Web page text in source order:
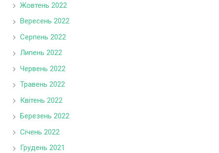
Жовтень 2022
Вересень 2022
Серпень 2022
Липень 2022
Червень 2022
Травень 2022
Квітень 2022
Березень 2022
Січень 2022
Грудень 2021